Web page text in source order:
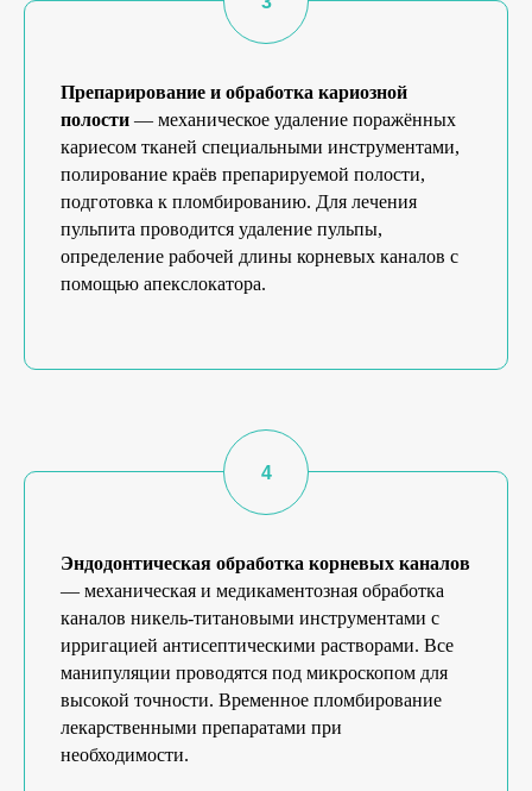
Препарирование и обработка кариозной
полости — механическое удаление поражённых
кариесом тканей специальными инструментами,
полирование краёв препарируемой полости,
подготовка к пломбированию. Для лечения
пульпита проводится удаление пульпы,
определение рабочей длины корневых каналов с
помощью апекслокатора.
Эндодонтическая обработка корневых каналов
— механическая и медикаментозная обработка
каналов никель-титановыми инструментами с
ирригацией антисептическими растворами. Все
манипуляции проводятся под микроскопом для
высокой точности. Временное пломбирование
лекарственными препаратами при
необходимости.